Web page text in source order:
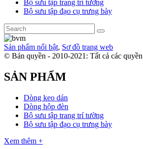
Bộ sưu tập trang trí tường
Bộ sưu tập đạo cụ trưng bày
Sản phẩm nổi bật, Sơ đồ trang web
© Bản quyền - 2010-2021: Tất cả các
SẢN PHẨM
Dòng keo dán
Dòng hộp đèn
Bộ sưu tập trang trí tường
Bộ sưu tập đạo cụ trưng bày
Xem thêm +